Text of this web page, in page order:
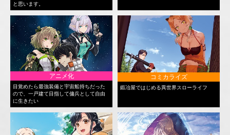
と思います。
アニメ化
目覚めたら最強装備と宇宙船持ちだった
ので、一戸建て目指して傭兵として自由
に生きたい
コミカライズ
鍛冶屋ではじめる異世界スローライフ